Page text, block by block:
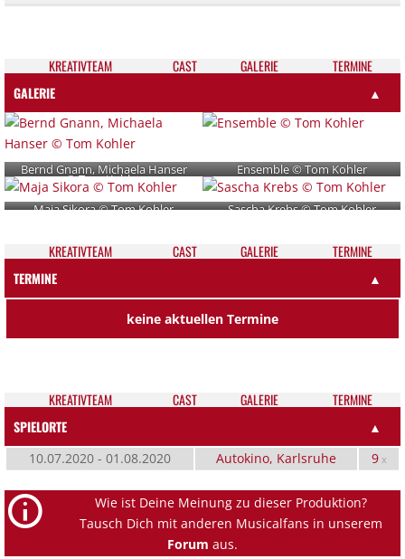
KREATIV­TEAM CAST GALE­RIE
TER­MI­NE
GALERIE
▲
Bernd Gnann, Michaela Hanser
© Tom Kohler
Ensemble © Tom Kohler
Maja Sikora © Tom Kohler Sascha Krebs © Tom Kohler
KREATIV­TEAM CAST GALE­RIE
TER­MI­NE
TERMINE
▲
keine aktuellen Termine
KREATIV­TEAM CAST GALE­RIE
TER­MI­NE
SPIELORTE
▲
10.07.2020 - 01.08.2020 Autokino, Karlsruhe 9x
Wie ist Deine Meinung zu dieser Produktion?
Tausch Dich mit anderen Musicalfans in unserem
Forum aus.